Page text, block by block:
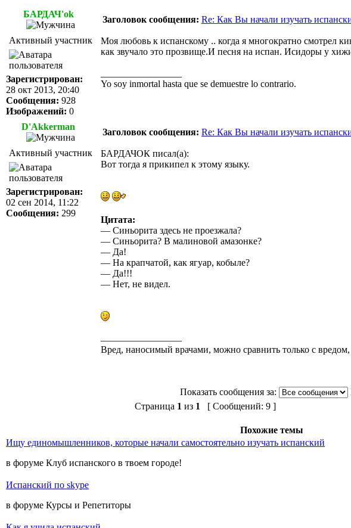
БАРДАЧ'ok
Заголовок сообщения: Re: Как Вы начали изучать
Активный участник
Зарегистрирован:
28 окт 2013, 20:40
Сообщения: 928
Изображений: 0
Моя любовь к испанскому .. когда я многократно смотрел
как звучало это прозвище.И песня на испан. Исидоры у
Yo soy inmortal hasta que se demuestre lo contrario.
D'Akkerman
Заголовок сообщения: Re: Как Вы начали изучать
Активный участник
Зарегистрирован:
02 сен 2014, 11:22
Сообщения: 299
БАРДАЧОК писал(а):
Вот тогда я прикипел к этому языку.
Цитата:
— Синьорита здесь не проезжала?
— Синьорита? В малиновой амазонке?
— Да!
— На крапчатой, как ягуар, кобыле?
— Да!!!
— Нет, не видел.
Вред, наносимый врачами, можно сравнить только с
Показать сообщения за:
Страница 1 из 1 [ Сообщений: 9 ]
Похожие темы
Ищу единомышленников, которые начали самостоятельно изучать испанский
в форуме Клуб испанского в твоем городе!
Испанский по skype
в форуме Курсы и Репетиторы